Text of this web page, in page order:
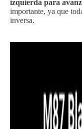
izquierda para
importante, ya que
inversa.